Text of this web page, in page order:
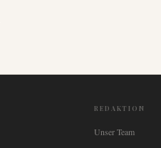
REDAKTION
Unser Team